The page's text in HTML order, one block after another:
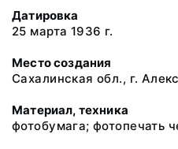
Датировка
25 марта 1936 г.
Место создания
Сахалинская обл., г.
Материал, техника
фотобумага; фотопечать